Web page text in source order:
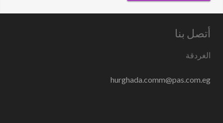
أتصل بنا
الغردقة
hurghada.comm@pas.com.eg